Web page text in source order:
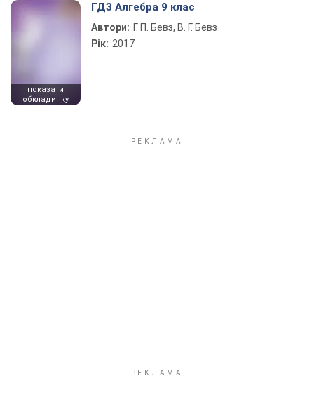
показати
обкладинку
ГДЗ Алгебра 9 клас
Автори: Г. П. Бевз, В. Г. Бевз
Рік: 2017